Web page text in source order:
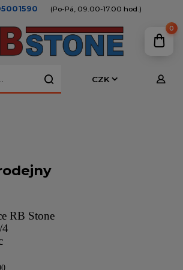
CZK
(Po-Pá, 09.00-17.00 hod.)
0
koberce RB Stone
4